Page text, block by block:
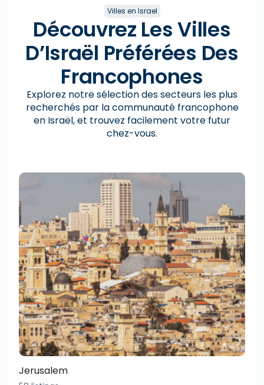
Villes en Israel
Découvrez Les Villes
D’Israël Préférées Des
Francophones
Explorez notre sélection des secteurs les plus
recherchés par la communauté francophone
en Israël, et trouvez facilement votre futur
chez-vous.
Jerusalem